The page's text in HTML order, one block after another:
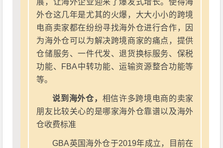
展，让海外企业迎来了爆发式增长。使得海
外仓这几年是尤其的火爆，大大小小的跨境
电商卖家都在纷纷寻找海外仓进行合作，因
为海外仓可以为解决跨境商家的痛点，提供
仓储服务、一件代发、退货换标服务、保税
功能、FBA中转功能、运输资源整合功能等
等。
说到海外仓， 相信许多跨境电商的卖家
朋友比较关心的是哪家海外仓靠谱以及海外
仓收费标准
GBA英国海外仓于2019年成立，目前在